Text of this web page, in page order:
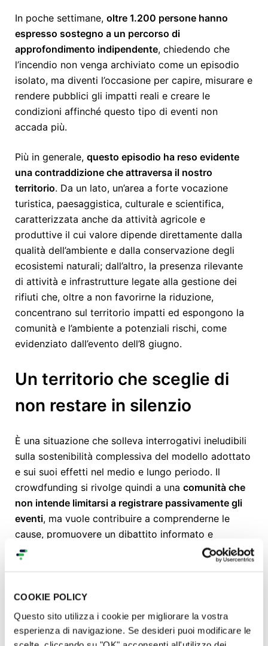
COOKIE POLICY
Questo sito utilizza i cookie per migliorare la vostra
esperienza di navigazione. Se desideri puoi modificare le
In poche settimane, oltre 1.200 persone hanno
espresso sostegno a un percorso di
approfondimento indipendente, chiedendo che
l’incendio non venga archiviato come un episodio
isolato, ma diventi l’occasione per capire, misurare e
rendere pubblici gli impatti reali e creare le
condizioni affinché questo tipo di eventi non
accada più.
Più in generale, questo episodio ha reso evidente
una contraddizione che attraversa il nostro
territorio. Da un lato, un’area a forte vocazione
turistica, paesaggistica, culturale e scientifica,
caratterizzata anche da attività agricole e
produttive il cui valore dipende direttamente dalla
qualità dell’ambiente e dalla conservazione degli
ecosistemi naturali; dall’altro, la presenza rilevante
di attività e infrastrutture legate alla gestione dei
rifiuti che, oltre a non favorirne la riduzione,
concentrano sul territorio impatti ed espongono la
comunità e l’ambiente a potenziali rischi, come
evidenziato dall’evento dell’8 giugno.
Un territorio che sceglie di
non restare in silenzio
È una situazione che solleva interrogativi ineludibili
sulla sostenibilità complessiva del modello adottato
e sui suoi effetti nel medio e lungo periodo. Il
crowdfunding si rivolge quindi a una comunità che
non intende limitarsi a registrare passivamente gli
eventi, ma vuole contribuire a comprenderne le
cause, promuovere un dibattito informato e
sollecitare i decisori economici e istituzionali ad
adottare scelte capaci di prevenirne il ripetersi. In
discussione pubblica degli impatti
primo passo verso una maggiore consapevolezza e
verso la richiesta di responsabilità pubblica
(accountability) agli attori che operano sul